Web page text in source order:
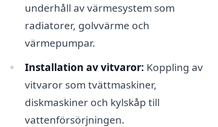
underhåll av värmesystem som
radiatorer, golvvärme och
värmepumpar.
Installation av vitvaror: Koppling av
vitvaror som tvättmaskiner,
diskmaskiner och kylskåp till
vattenförsörjningen.